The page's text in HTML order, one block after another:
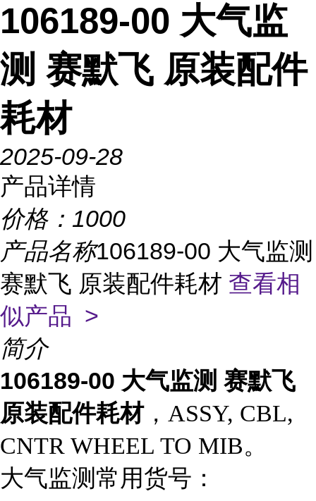
106189-00 大气监
测 赛默飞 原装配件
耗材
2025-09-28
产品详情
价格： 1000
产品名称106189-00 大气监测
赛默飞 原装配件耗材 查看相
似产品 >
简介
106189-00 大气监测 赛默飞
原装配件耗材，ASSY, CBL,
CNTR WHEEL TO MIB。
大气监测常用货号：